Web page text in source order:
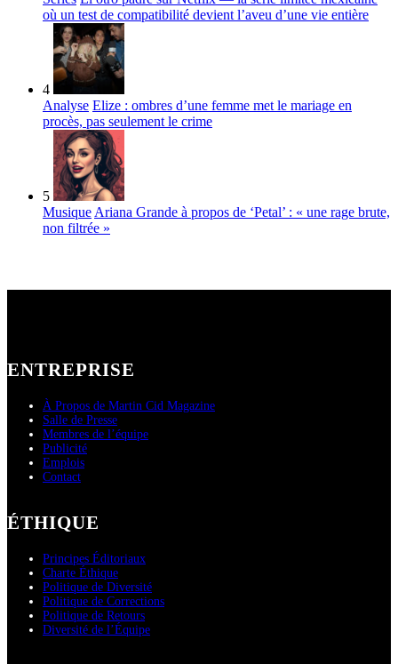
où un test de compatibilité devient l’aveu d’une vie entière
4
Analyse Elize : ombres d’une femme met le mariage en
procès, pas seulement le crime
5
Musique Ariana Grande à propos de ‘Petal’ : « une rage brute,
non filtrée »
ENTREPRISE
À Propos de Martin Cid Magazine
Salle de Presse
Membres de l’équipe
Publicité
Emplois
Contact
ÉTHIQUE
Principes Éditoriaux
Charte Éthique
Politique de Diversité
Politique de Corrections
Politique de Retours
Diversité de l’Équipe